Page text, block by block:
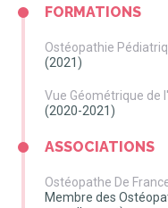
FORMATIONS
Ostéopathie
(2021)
Vue Géométrique de
(2020-2021)
ASSOCIATIONS
Ostéopathe De
Membre des